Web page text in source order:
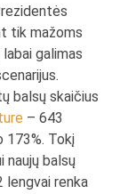
tik mažoms
galimas
balsų skaičius
ture – 643
173%. Tokį
naujų balsų
lengvai renka